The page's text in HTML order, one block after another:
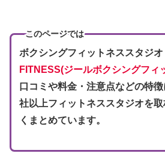
このページでは
ボクシングフィットネススタジオ
FITNESS(ジールボクシングフィ
口コミや料金・注意点などの特徴
社以上フィットネススタジオを
くまとめています。